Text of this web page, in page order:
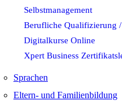
Selbstmanagement
Berufliche Qualifizierung /
Digitalkurse Online
Xpert Business
Sprachen
Eltern- und Familienbildung